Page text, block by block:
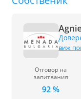
виж
Отговор на
запитвания
92 %